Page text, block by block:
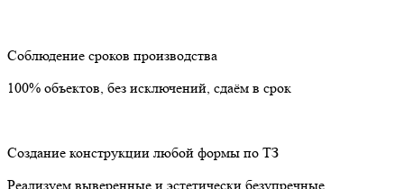
Соблюдение сроков производства
100% объектов, без исключений, сдаём в срок
Создание конструкции любой формы по ТЗ
Реализуем выверенные и эстетически безупречные